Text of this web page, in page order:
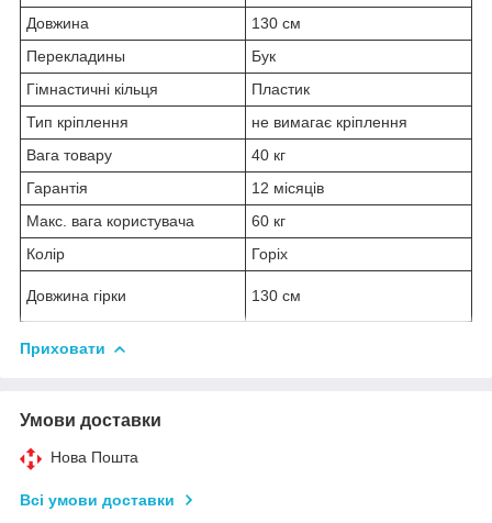
Довжина
130 см
Перекладины
Бук
Гімнастичні кільця
Пластик
Тип кріплення
не вимагає кріплення
Вага товару
40 кг
Гарантія
12 місяців
Макс. вага користувача
60 кг
Колір
Горіх
Довжина гірки 130 см
Приховати
Умови доставки
Нова Пошта
Всі умови доставки